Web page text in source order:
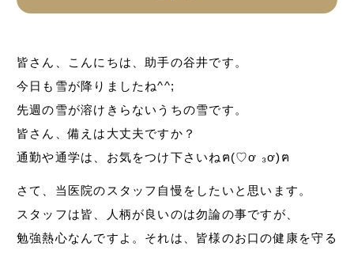
皆さん、こんにちは、助手の谷井です。
今日も雪が降りましたね^^;
先週の雪が溶けきらないうちの雪です。
皆さん、備えは大丈夫ですか？
通勤や通学は、お気をつけ下さいねฅ(♡ơ ₃ơ)ฅ
さて、当医院のスタッフ自慢をしたいと思います。
スタッフは皆、人柄が良いのは勿論の事ですが、
勉強熱心なんですよ。それは、皆様のお口の健康を守る